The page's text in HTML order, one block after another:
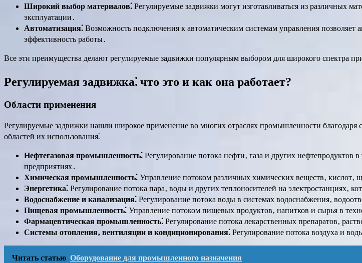
Широкий выбор материалов⁚ Регулируемые задвижки могут изготавливаться из различных
эксплуатации․
Автоматизация⁚ Возможность подключения к автоматическим системам управления позволяет
эффективность работы․
Все эти преимущества делают регулируемые задвижки популярным выбором для широкого спектра
Регулируемая задвижка⁚ что это и как она работает?
Области применения
Регулируемые задвижки нашли широкое применение во многих отраслях промышленности благодаря
областей их использования⁚
Нефтегазовая промышленность⁚ Регулирование потока нефти‚ газа и других
предприятиях․
Химическая промышленность⁚ Управление потоком различных химических веществ‚ кислот‚
Энергетика⁚ Регулирование потока пара‚ воды и других теплоносителей на электростанциях‚
Водоснабжение и канализация⁚ Регулирование потока воды в системах водоснабжения‚
Пищевая промышленность⁚ Управление потоком пищевых продуктов‚ напитков и сырья в
Фармацевтическая промышленность⁚ Регулирование потока лекарственных препаратов‚
Системы отопления‚ вентиляции и кондиционирования⁚ Регулирование потока воздуха и
Читать статью Оборудование для промышленного назначения